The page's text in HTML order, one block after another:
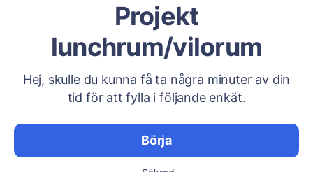
Projekt
lunchrum/vilorum
Hej, skulle du kunna få ta några minuter av din
tid för att fylla i följande enkät.
Börja